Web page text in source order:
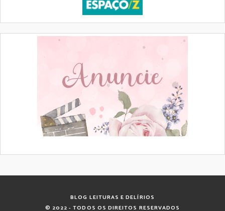
BLOG LEITURAS E DELÍRIOS
© 2022 - TODOS OS DIREITOS RESERVADOS